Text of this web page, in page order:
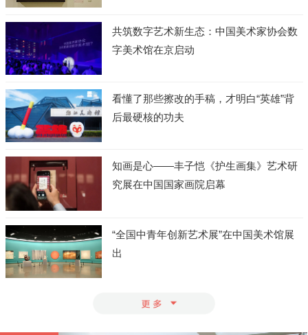
共筑数字艺术新生态：中国美术家协会数
字美术馆在京启动
看懂了那些擦改的手稿，才明白“英雄”背
后最硬核的功夫
知画是心——丰子恺《护生画集》艺术研
究展在中国国家画院启幕
“全国中青年创新艺术展”在中国美术馆展
出